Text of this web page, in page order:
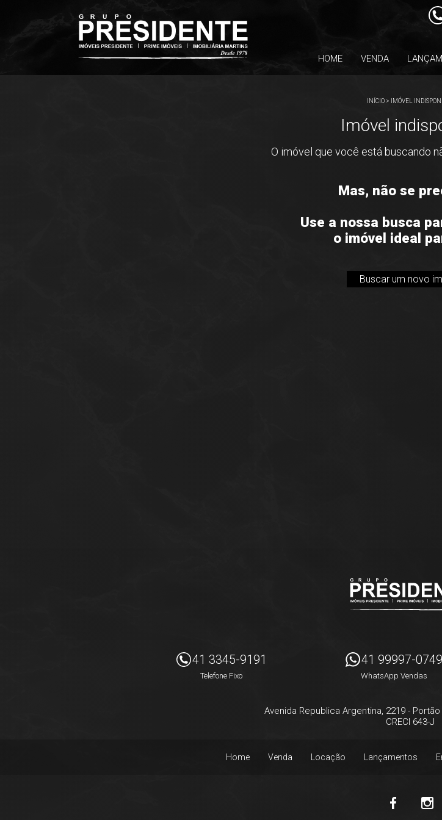
HOME VENDA
INÍCIO> IMÓVEL
Imóvel
O imóvel que você está buscando
Mas, não se
Use a nossa busca
o imóvel ideal
Buscar um novo
41 3345-9191
Telefone Fixo
41 99997-0749
WhatsApp Vendas
Avenida Republica Argentina, 2219 - Portão
CRECI 643-J
Home Venda Locação Lançamentos